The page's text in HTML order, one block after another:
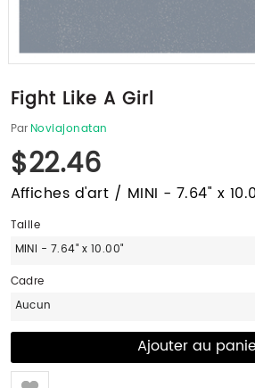
Fight Like A Girl
ParNoviajonatan
$22.46
Affiches d'art / MINI - 7.64" x
Taille
MINI - 7.64" x 10.00"
Cadre
Aucun
Like